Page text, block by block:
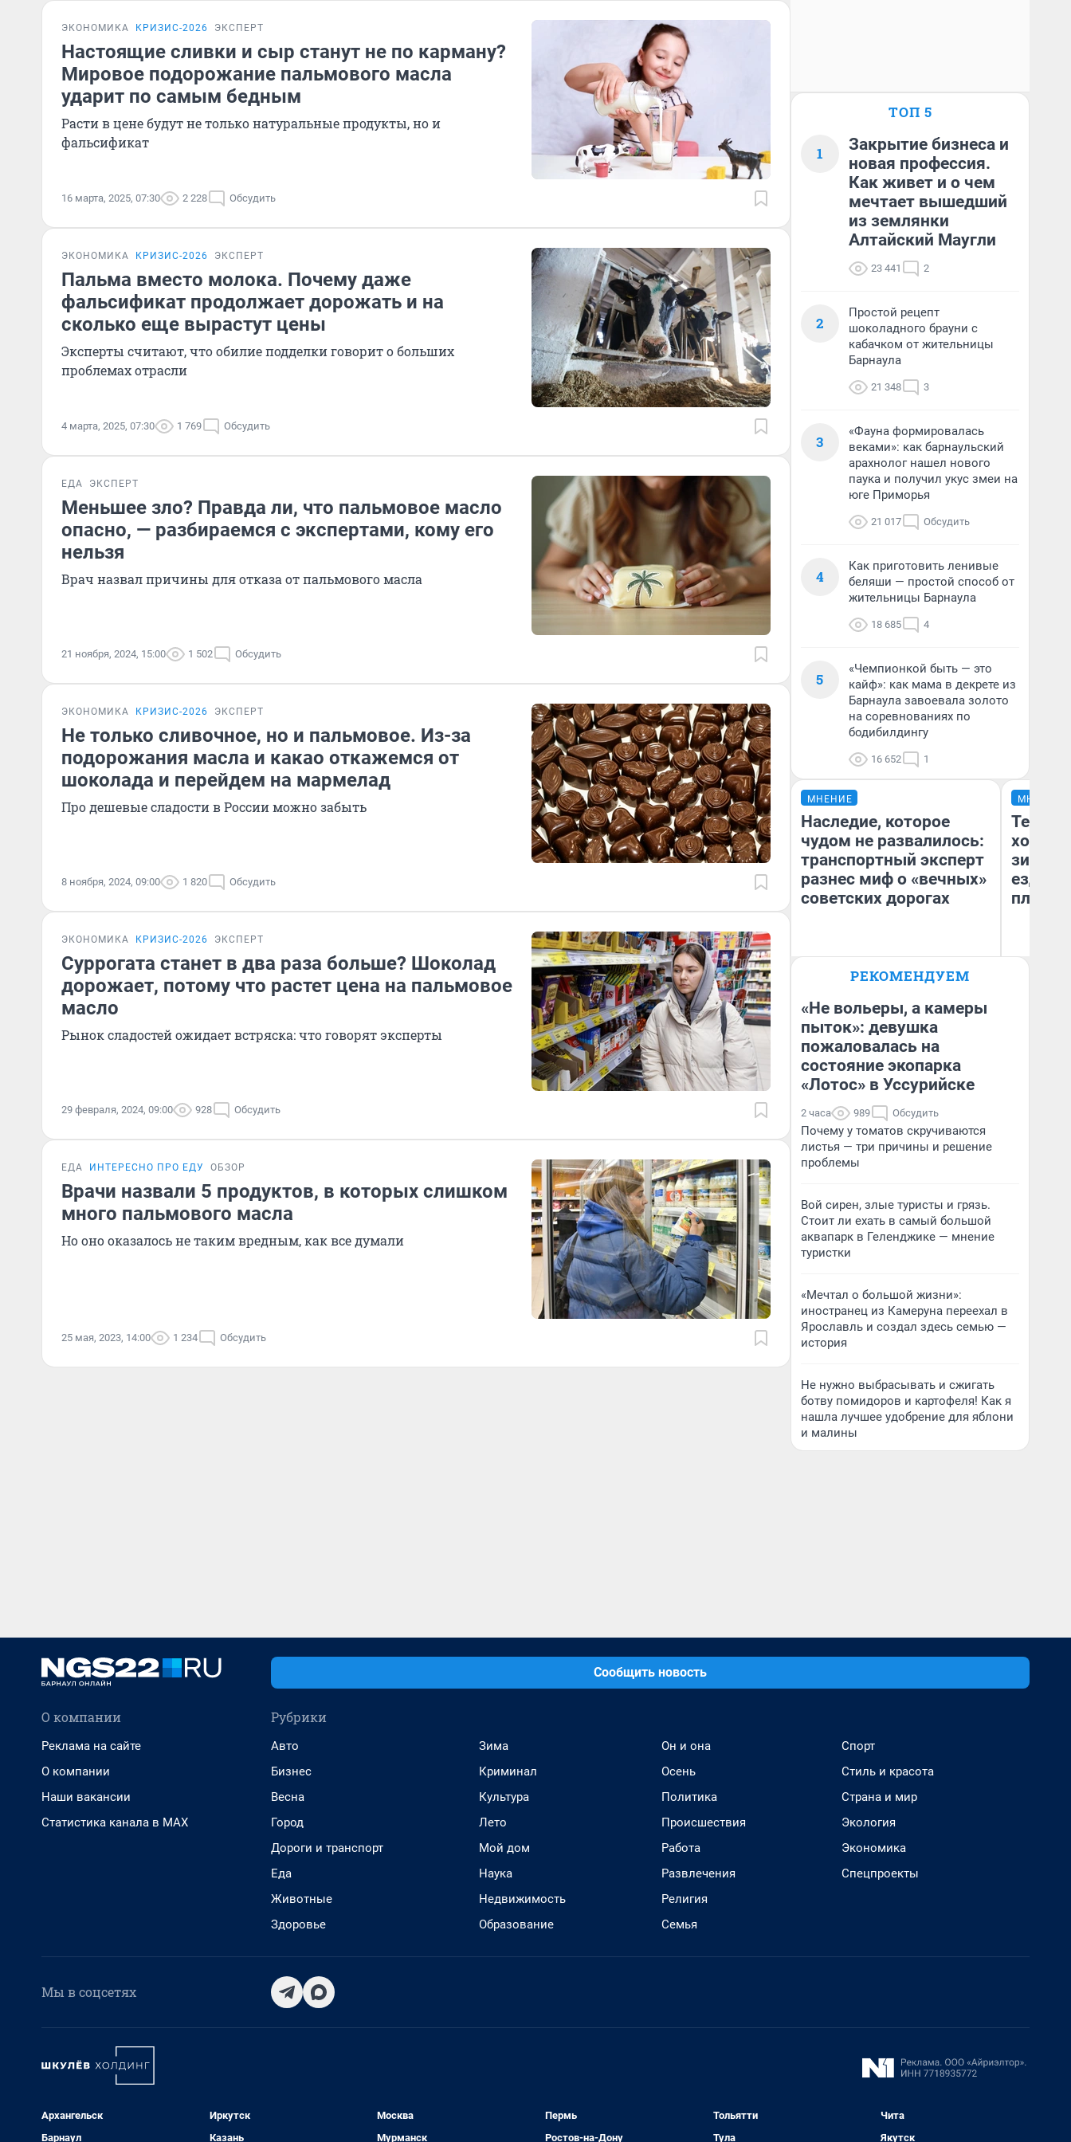
ЭКОНОМИКА КРИЗИС-2026 ЭКСПЕРТ
Настоящие сливки и сыр станут не по карману?
Мировое подорожание пальмового масла
ударит по самым бедным
Расти в цене будут не только натуральные продукты, но и
фальсификат
16 марта, 2025, 07:30 2 228 Обсудить
ЭКОНОМИКА КРИЗИС-2026 ЭКСПЕРТ
Пальма вместо молока. Почему даже
фальсификат продолжает дорожать и на
сколько еще вырастут цены
Эксперты считают, что обилие подделки говорит о больших
проблемах отрасли
4 марта, 2025, 07:30 1 769 Обсудить
ЕДА ЭКСПЕРТ
Меньшее зло? Правда ли, что пальмовое масло
опасно, — разбираемся с экспертами, кому его
нельзя
Врач назвал причины для отказа от пальмового масла
21 ноября, 2024, 15:00 1 502 Обсудить
ЭКОНОМИКА КРИЗИС-2026 ЭКСПЕРТ
Не только сливочное, но и пальмовое. Из-за
подорожания масла и какао откажемся от
шоколада и перейдем на мармелад
Про дешевые сладости в России можно забыть
8 ноября, 2024, 09:00 1 820 Обсудить
ЭКОНОМИКА КРИЗИС-2026 ЭКСПЕРТ
Суррогата станет в два раза больше? Шоколад
дорожает, потому что растет цена на пальмовое
масло
Рынок сладостей ожидает встряска: что говорят эксперты
29 февраля, 2024, 09:00 928 Обсудить
ЕДА ИНТЕРЕСНО ПРО ЕДУ ОБЗОР
Врачи назвали 5 продуктов, в которых слишком
много пальмового масла
Но оно оказалось не таким вредным, как все думали
25 мая, 2023, 14:00 1 234 Обсудить
ТОП 5
1
Закрытие бизнеса и
новая профессия.
Как живет и о чем
мечтает вышедший
из землянки
Алтайский Маугли
23 441 2
2
Простой рецепт
шоколадного брауни с
кабачком от жительницы
Барнаула
21 348 3
3
«Фауна формировалась
веками»: как барнаульский
арахнолог нашел нового
паука и получил укус змеи на
юге Приморья
21 017 Обсудить
4
Как приготовить ленивые
беляши — простой способ от
жительницы Барнаула
18 685 4
5
«Чемпионкой быть — это
кайф»: как мама в декрете из
Барнаула завоевала золото
на соревнованиях по
бодибилдингу
16 652 1
МНЕНИЕ
Наследие, которое
чудом не развалилось:
транспортный эксперт
разнес миф о «вечных»
советских дорогах
Блогер, предприниматель,
бизнесе
МНЕНИЕ
Тепло
зимой.
ездит
плюсы
РЕКОМЕНДУЕМ
«Не вольеры, а камеры
пыток»: девушка
пожаловалась на
состояние экопарка
«Лотос» в Уссурийске
2 часа 989 Обсудить
Почему у томатов скручиваются
листья — три причины и решение
проблемы
Вой сирен, злые туристы и грязь.
Стоит ли ехать в самый большой
аквапарк в Геленджике — мнение
туристки
«Мечтал о большой жизни»:
иностранец из Камеруна переехал в
Ярославль и создал здесь семью —
история
Не нужно выбрасывать и сжигать
ботву помидоров и картофеля! Как я
нашла лучшее удобрение для яблони
и малины
Сообщить новость
О компании
Реклама на сайте
О компании
Наши вакансии
Статистика канала в MAX
Рубрики
Авто
Бизнес
Весна
Город
Дороги и транспорт
Еда
Животные
Здоровье
Зима
Криминал
Культура
Лето
Мой дом
Наука
Недвижимость
Образование
Он и она
Осень
Политика
Происшествия
Работа
Развлечения
Религия
Семья
Спорт
Стиль и красота
Страна и мир
Экология
Экономика
Спецпроекты
Мы в соцсетях
Архангельск
Барнаул
Иркутск
Казань
Москва
Мурманск
Пермь
Ростов-на-Дону
Тольятти
Тула
Чита
Якутск